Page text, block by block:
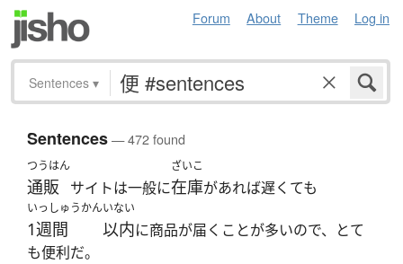
Forum About Theme Log in
Sentences ▾
Sentences— 472 found
つうはん
通販 サイトは一般に
ざいこ
在庫があれば遅くても
いっしゅうかん
1週間
いない
以内に商品が届くことが多いので、とて
も便利だ。